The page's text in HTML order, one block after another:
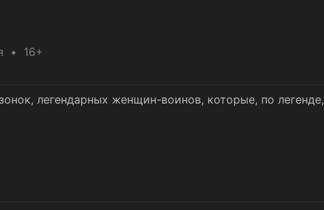
16+
легендарных женщин-воинов, которые, по легенде,